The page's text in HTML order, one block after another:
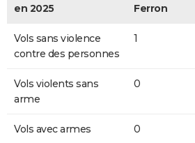
en 2025
Ferron
Vols sans violence
contre des personnes
1
Vols violents sans
arme
0
Vols avec armes 0